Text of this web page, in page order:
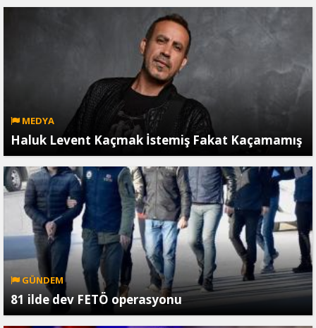
MEDYA
Haluk Levent Kaçmak İstemiş Fakat Kaçamamış
GÜNDEM
81 ilde dev FETÖ operasyonu